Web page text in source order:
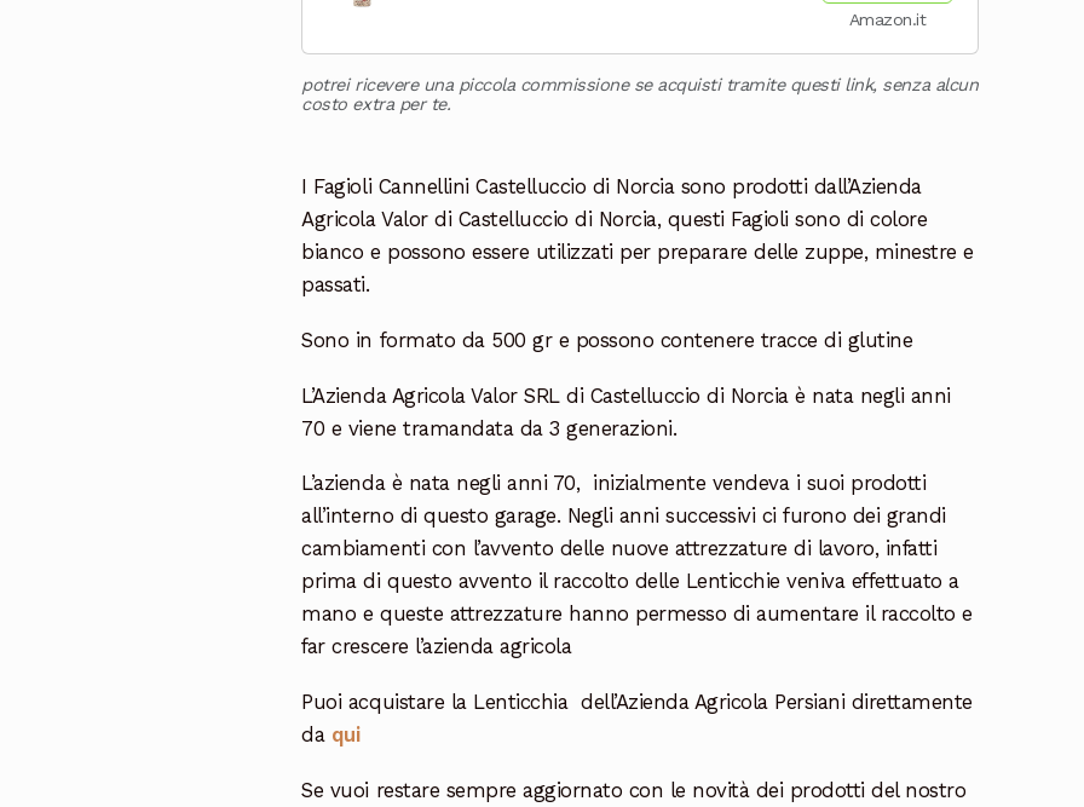
Amazon.it
potrei ricevere una piccola commissione se acquisti tramite questi link, senza alcun
costo extra per te.
I Fagioli Cannellini Castelluccio di Norcia sono prodotti dall’Azienda
Agricola Valor di Castelluccio di Norcia, questi Fagioli sono di colore
bianco e possono essere utilizzati per preparare delle zuppe, minestre e
passati.
Sono in formato da 500 gr e possono contenere tracce di glutine
L’Azienda Agricola Valor SRL di Castelluccio di Norcia è nata negli anni
70 e viene tramandata da 3 generazioni.
L’azienda è nata negli anni 70, inizialmente vendeva i suoi prodotti
all’interno di questo garage. Negli anni successivi ci furono dei grandi
cambiamenti con l’avvento delle nuove attrezzature di lavoro, infatti
prima di questo avvento il raccolto delle Lenticchie veniva effettuato a
mano e queste attrezzature hanno permesso di aumentare il raccolto e
far crescere l’azienda agricola
Puoi acquistare la Lenticchia dell’Azienda Agricola Persiani direttamente
da qui
Se vuoi restare sempre aggiornato con le novità dei prodotti del nostro